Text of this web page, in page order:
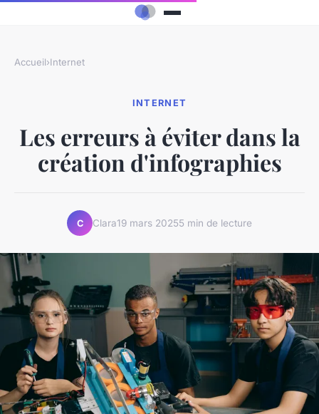
Accueil›Internet
INTERNET
Les erreurs à éviter dans la
création d'infographies
C Clara19 mars 20255 min de lecture